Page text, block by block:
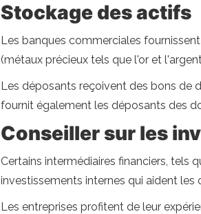
Stockage des actifs
Les banques commerciales
(métaux précieux tels que l'or et
Les déposants reçoivent des bons de
fournit également les déposants des
Conseiller sur les
Certains intermédiaires financiers, tels
investissements internes qui aident
Les entreprises profitent de leur